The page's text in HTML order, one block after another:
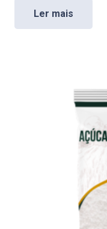
Ler mais